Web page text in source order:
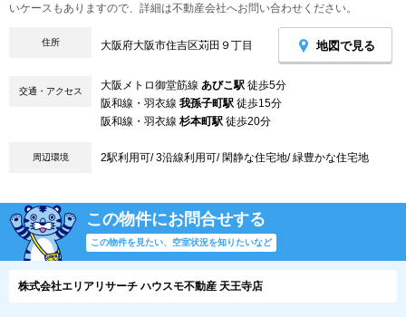
いケースもありますので、詳細は不動産会社へお問い合わせください。
住所 大阪府大阪市住吉区苅田９丁目 地図で見る
交通・アクセス 大阪メトロ御堂筋線 あびこ駅 徒歩5分
阪和線・羽衣線 我孫子町駅 徒歩15分
阪和線・羽衣線 杉本町駅 徒歩20分
周辺環境 2駅利用可/ 3沿線利用可/ 閑静な住宅地/ 緑豊かな住宅地
この物件にお問合せする
この物件を見たい、空室状況を知りたいなど
株式会社エリアリサーチ ハウスモ不動産 天王寺店